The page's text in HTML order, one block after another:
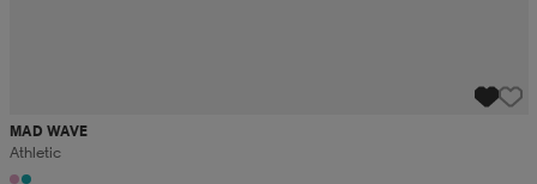
MAD WAVE
Athletic